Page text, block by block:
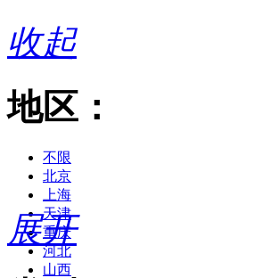
收起
地区：
不限
北京
上海
天津
重庆
河北
山西
展开